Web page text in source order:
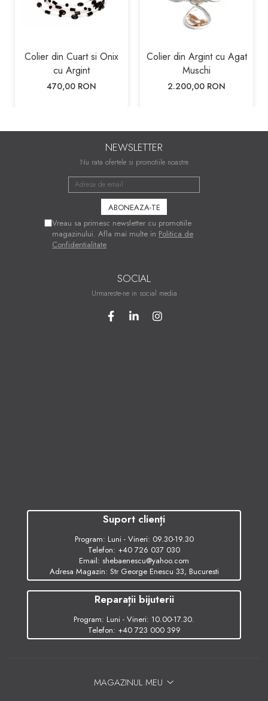
Colier din Cuart si Onix
cu Argint
470,00 RON
Colier din Argint cu Agat
Muschi
2.200,00 RON
NEWSLETTER
Nu rata ofertele si promotiile noastre
Vreau sa primesc newsletter cu promotiile
magazinului. Afla mai multe in Politica de
Confidentialitate
SOCIAL
Urmareste-ne in social media
Suport clienți
Program: Luni - Vineri: 09.30-19.30
Telefon: +40 726 037 030
Email: shebaenescu@yahoo.com
Adresa Magazin: Str George Enescu 33, Bucuresti
Reparații bijuterii
Program: Luni - Vineri: 10.00-17.30.
Telefon: +40 723 000 399
MAGAZINUL MEU